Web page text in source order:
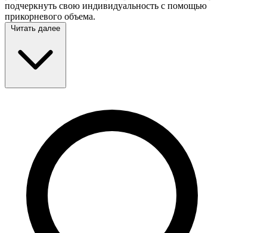
подчеркнуть свою индивидуальность с помощью
прикорневого объема.
Читать далее